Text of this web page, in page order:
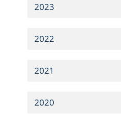
2023
2022
2021
2020